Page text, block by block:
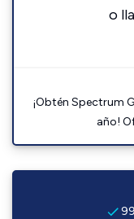
o
¡Obtén Spectrum
año!